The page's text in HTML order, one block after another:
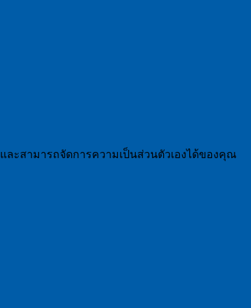
และสามารถจัดการความเป็นส่วนตัวเองได้ของคุณ